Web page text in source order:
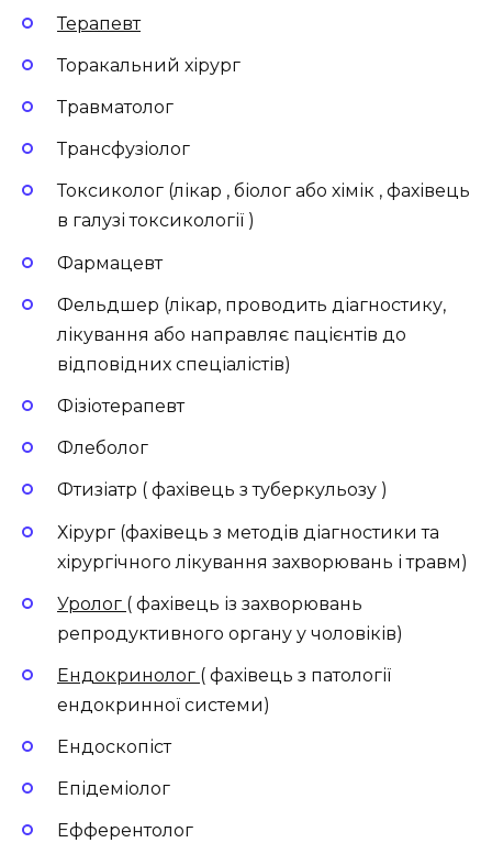
Терапевт
Торакальний хірург
Травматолог
Трансфузіолог
Токсиколог (лікар , біолог або хімік , фахівець
в галузі токсикології )
Фармацевт
Фельдшер (лікар, проводить діагностику,
лікування або направляє пацієнтів до
відповідних спеціалістів)
Фізіотерапевт
Флеболог
Фтизіатр ( фахівець з туберкульозу )
Хірург (фахівець з методів діагностики та
хірургічного лікування захворювань і травм)
Уролог ( фахівець із захворювань
репродуктивного органу у чоловіків)
Ендокринолог ( фахівець з патології
ендокринної системи)
Ендоскопіст
Епідеміолог
Ефферентолог